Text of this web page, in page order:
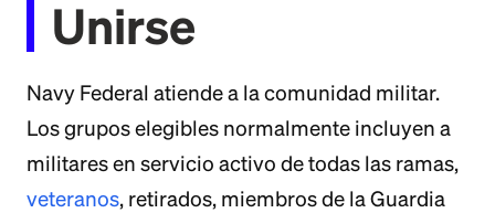
Unirse
Navy Federal atiende a la comunidad militar.
Los grupos elegibles normalmente incluyen a
militares en servicio activo de todas las ramas,
veteranos, retirados, miembros de la Guardia